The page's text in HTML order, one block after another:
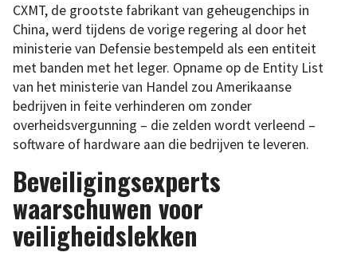
CXMT, de grootste fabrikant van geheugenchips in
China, werd tijdens de vorige regering al door het
ministerie van Defensie bestempeld als een entiteit
met banden met het leger. Opname op de Entity List
van het ministerie van Handel zou Amerikaanse
bedrijven in feite verhinderen om zonder
overheidsvergunning – die zelden wordt verleend –
software of hardware aan die bedrijven te leveren.
Beveiligingsexperts
waarschuwen voor
veiligheidslekken